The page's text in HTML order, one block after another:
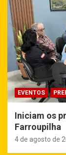
EVENTOS
Iniciam os
Farroupilha
4 de agosto de